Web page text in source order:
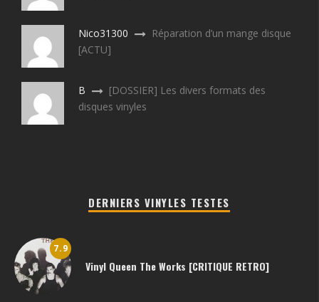
Nico31300
Réparation d’un mange disque
[ACTU]
B
[DOSSIER] Les divers formats des
disques vinyles
DERNIERS VINYLES TESTES
7.9
Vinyl Queen The Works [CRITIQUE RETRO]